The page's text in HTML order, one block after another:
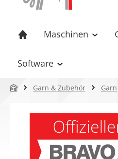
Maschinen
Software
Garn & Zubehör Garn